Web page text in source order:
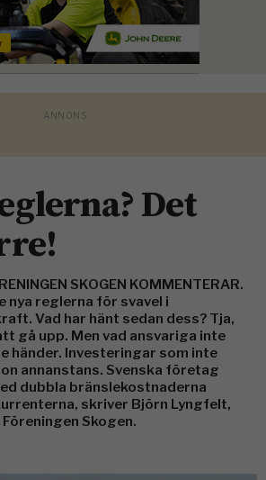
Det
SKOGEN KOMMENTERAR.
nya reglerna för svavel i
Vad har hänt sedan dess? Tja,
gå upp. Men vad ansvariga inte
händer. Investeringar som inte
annanstans. Svenska företag
dubbla bränslekostnaderna
skriver Björn Lyngfelt,
Skogen.